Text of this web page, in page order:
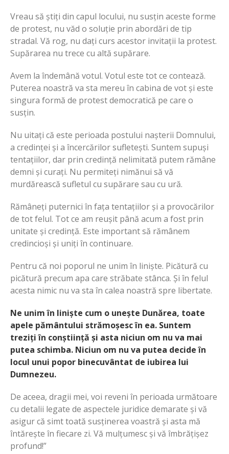
Vreau să știți din capul locului, nu susțin aceste forme
de protest, nu văd o soluție prin abordări de tip
stradal. Vă rog, nu dați curs acestor invitații la protest.
Supărarea nu trece cu altă supărare.
Avem la îndemână votul. Votul este tot ce contează.
Puterea noastră va sta mereu în cabina de vot și este
singura formă de protest democratică pe care o
susțin.
Nu uitați că este perioada postului nașterii Domnului,
a credinței și a încercărilor sufletești. Suntem supuși
tentațiilor, dar prin credință nelimitată putem rămâne
demni și curați. Nu permiteți nimănui să vă
murdărească sufletul cu supărare sau cu ură.
Rămâneți puternici în fața tentațiilor și a provocărilor
de tot felul. Tot ce am reușit până acum a fost prin
unitate și credință. Este important să rămânem
credincioși și uniți în continuare.
Pentru că noi poporul ne unim în liniște. Picătură cu
picătură precum apa care străbate stânca. Și în felul
acesta nimic nu va sta în calea noastră spre libertate.
Ne unim în liniște cum o unește Dunărea, toate
apele pământului strămoșesc în ea. Suntem
treziți în conștiință și asta niciun om nu va mai
putea schimba. Niciun om nu va putea decide în
locul unui popor binecuvântat de iubirea lui
Dumnezeu.
De aceea, dragii mei, voi reveni în perioada următoare
cu detalii legate de aspectele juridice demarate și vă
asigur că simt toată susținerea voastră și asta mă
întărește în fiecare zi. Vă mulțumesc și vă îmbrățișez
profund!”